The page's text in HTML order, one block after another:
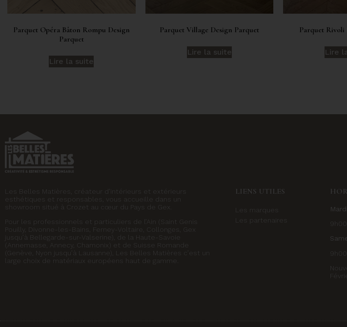
Parquet Opéra Bâton Rompu Design
Parquet
Lire la suite
Parquet Village Design Parquet
Lire la suite
Parquet Rivoli
Lire
Les Belles Matières, créateur d’intérieurs et extérieurs
esthétiques et responsables, vous accueille dans un
showroom situé à Crozet au cœur du Pays de Gex.
Pour les professionnels et particuliers de l’Ain (Saint Genis
Pouilly, Divonne-les-Bains, Ferney-Voltaire, Collonges, Gex
jusqu’à Bellegarde-sur-Valserine), de la Haute-Savoie
(Annemasse, Annecy, Chamonix) et de Suisse Romande
(Genève, Nyon jusqu’à Lausanne), Les Belles Matières c’est un
large choix de matériaux européens haut de gamme.
LIENS UTILES
Les marques
Les partenaires